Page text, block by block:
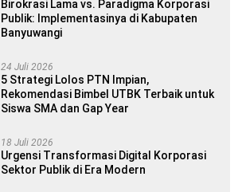
Birokrasi Lama vs. Paradigma Korporasi
Publik: Implementasinya di Kabupaten
Banyuwangi
24 Juli 2026
5 Strategi Lolos PTN Impian,
Rekomendasi Bimbel UTBK Terbaik untuk
Siswa SMA dan Gap Year
18 Juli 2026
Urgensi Transformasi Digital Korporasi
Sektor Publik di Era Modern